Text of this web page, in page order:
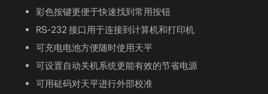
彩色按键更便于快速找到常用按钮
RS-232 接口用于连接到计算机和打印机
可充电电池方便随时使用天平
可设置自动关机系统更能有效的节省电源
可用砝码对天平进行外部校准